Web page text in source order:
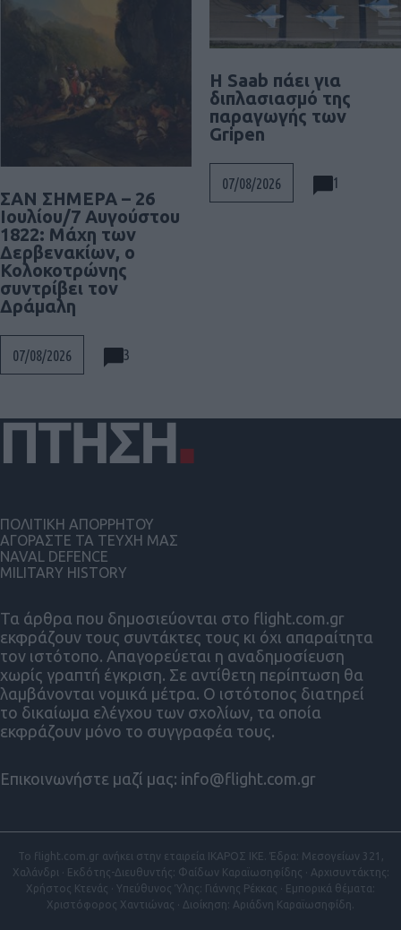
ΣΑΝ ΣΗΜΕΡΑ – 26
Ιουλίου/7 Αυγούστου
1822: Μάχη των
Δερβενακίων, ο
Κολοκοτρώνης
συντρίβει τον
Δράμαλη
07/08/2026 3
H Saab πάει για
διπλασιασμό της
παραγωγής των
Gripen
07/08/2026 1
Τα άρθρα που δημοσιεύονται στο flight.com.gr
εκφράζουν τους συντάκτες τους κι όχι απαραίτητα
τον ιστότοπο. Απαγορεύεται η αναδημοσίευση
χωρίς γραπτή έγκριση. Σε αντίθετη περίπτωση θα
λαμβάνονται νομικά μέτρα. Ο ιστότοπος διατηρεί
το δικαίωμα ελέγχου των σχολίων, τα οποία
εκφράζουν μόνο το συγγραφέα τους.
Επικοινωνήστε μαζί μας: info@flight.com.gr
ΠΟΛΙΤΙΚΗ ΑΠΟΡΡΗΤΟΥ
ΑΓΟΡΑΣΤΕ ΤΑ ΤΕΥΧΗ ΜΑΣ
NAVAL DEFENCE
MILITARY HISTORY
Το flight.com.gr ανήκει στην εταιρεία ΙΚΑΡΟΣ ΙΚΕ. Έδρα: Μεσογείων 321,
Χαλάνδρι · Εκδότης-Διευθυντής: Φαίδων Καραϊωσηφίδης · Αρχισυντάκτης:
Χρήστος Κτενάς · Υπεύθυνος Ύλης: Γιάννης Ρέκκας · Εμπορικά θέματα:
Χριστόφορος Χαντιώνας · Διοίκηση: Αριάδνη Καραϊωσηφίδη.